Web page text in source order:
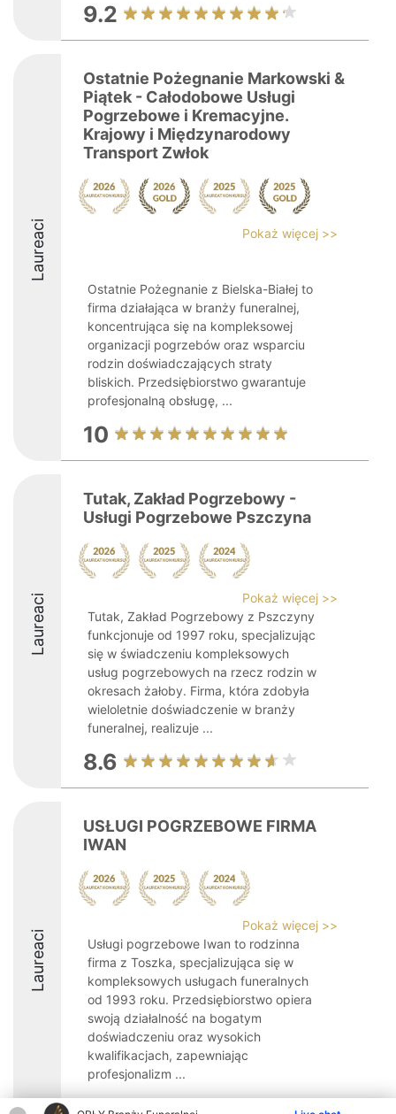
9.2
Laureaci
Ostatnie Pożegnanie Markowski &
Piątek - Całodobowe Usługi
Pogrzebowe i Kremacyjne.
Krajowy i Międzynarodowy
Transport Zwłok
Pokaż więcej >>
Ostatnie Pożegnanie z Bielska-Białej to
firma działająca w branży funeralnej,
koncentrująca się na kompleksowej
organizacji pogrzebów oraz wsparciu
rodzin doświadczających straty
bliskich. Przedsiębiorstwo gwarantuje
profesjonalną obsługę, ...
10
Laureaci
Tutak, Zakład Pogrzebowy -
Usługi Pogrzebowe Pszczyna
Pokaż więcej >>
Tutak, Zakład Pogrzebowy z Pszczyny
funkcjonuje od 1997 roku, specjalizując
się w świadczeniu kompleksowych
usług pogrzebowych na rzecz rodzin w
okresach żałoby. Firma, która zdobyła
wieloletnie doświadczenie w branży
funeralnej, realizuje ...
8.6
Laureaci
USŁUGI POGRZEBOWE FIRMA
IWAN
Pokaż więcej >>
Usługi pogrzebowe Iwan to rodzinna
firma z Toszka, specjalizująca się w
kompleksowych usługach funeralnych
od 1993 roku. Przedsiębiorstwo opiera
swoją działalność na bogatym
doświadczeniu oraz wysokich
kwalifikacjach, zapewniając
profesjonalizm ...
8.6